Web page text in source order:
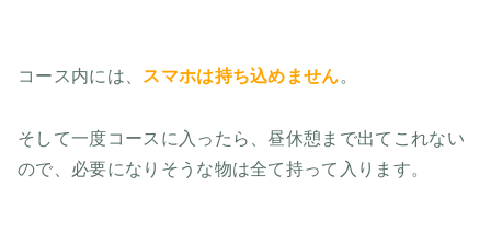
コース内には、 スマホは持ち込めません。
そして一度コースに入ったら、昼休憩まで出てこれない
ので、必要になりそうな物は全て持って入ります。